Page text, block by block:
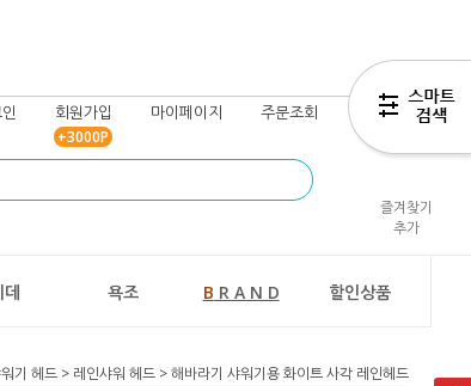
회원가입
+3000P
마이페이지 주문조회 장바구니
즐겨찾기
추가
데 욕조 B R A N D 할인상품
기 헤드 > 레인샤워 헤드 > 해바라기 샤워기용 화이트 사각 레인헤드